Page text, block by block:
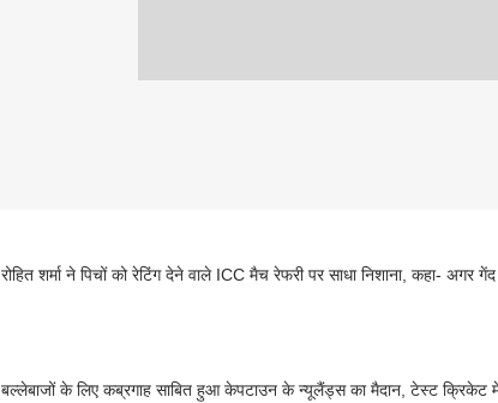
रोहित शर्मा ने पिचों को रेटिंग देने वाले ICC मैच रेफरी पर साधा निशाना, कहा- अगर गेंद
बल्लेबाजों के लिए कब्रगाह साबित हुआ केपटाउन के न्यूलैंड्स का मैदान, टेस्ट क्रिकेट